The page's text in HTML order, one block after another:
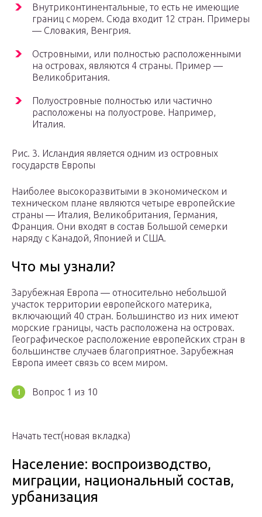
Внутриконтинентальные, то есть не имеющие
границ с морем. Сюда входит 12 стран. Примеры
— Словакия, Венгрия.
Островными, или полностью расположенными
на островах, являются 4 страны. Пример —
Великобритания.
Полуостровные полностью или частично
расположены на полуострове. Например,
Италия.
Рис. 3. Исландия является одним из островных
государств Европы
Наиболее высокоразвитыми в экономическом и
техническом плане являются четыре европейские
страны — Италия, Великобритания, Германия,
Франция. Они входят в состав Большой семерки
наряду с Канадой, Японией и США.
Что мы узнали?
Зарубежная Европа — относительно небольшой
участок территории европейского материка,
включающий 40 стран. Большинство из них имеют
морские границы, часть расположена на островах.
Географическое расположение европейских стран в
большинстве случаев благоприятное. Зарубежная
Европа имеет связь со всем миром.
Вопрос 1 из 10
Начать тест(новая вкладка)
Население: воспроизводство,
миграции, национальный состав,
урбанизация